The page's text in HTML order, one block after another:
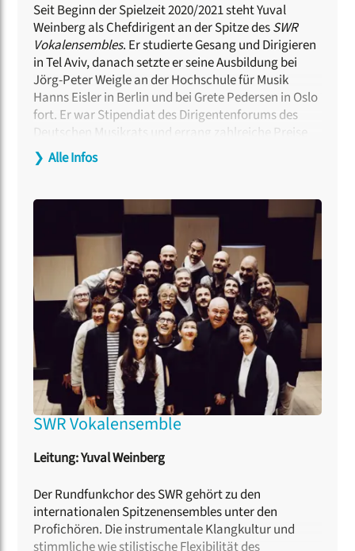
Seit Beginn der Spielzeit 2020/2021 steht Yuval
Weinberg als Chefdirigent an der Spitze desSWR
Vokalensembles. Er studierte Gesang und Dirigieren
in Tel Aviv, danach setzte er seine Ausbildung bei
Jörg-Peter Weigle an der Hochschule für Musik
Hanns Eisler in Berlin und bei Grete Pedersen in Oslo
fort. Er war Stipendiat des Dirigentenforums des
Deutschen Musikrats und errang zahlreiche Preise
bei internationalen Wettbewerben: 2013 den
Jurysonderpreis beim Wettbewerb für junge
Preis beim Chordirigierwettbewerb in Wrocław, 2015
und 2016 den Gary Bertini Nachwuchspreis und 2017
den ersten Preis beim Kammerchor-Wettbewerb
Marktoberdorf. Von 2015 bis 2017 war er
Chefdirigent des Osloer KammerchoresNova
des
Nationalen JugendchoresNorwegenund von
2019 bis 2023 Künstlerischer Leiter desEuroChoir
Seit 2019 ist er zudem erster Gastdirigent des Norske
Solistkor.
❯ Alle Infos
SWR Vokalensemble
Leitung: Yuval Weinberg
Der Rundfunkchor des SWR gehört zu den
internationalen Spitzenensembles unter den
Profichören. Die instrumentale Klangkultur und